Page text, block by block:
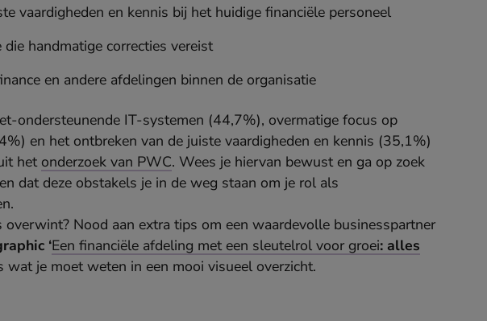
vaardigheden en kennis bij het huidige financiële personeel
handmatige correcties vereist
en andere afdelingen binnen de organisatie
ondersteunende IT-systemen (44,7%), overmatige focus op
en het ontbreken van de juiste vaardigheden en kennis (35,1%)
het onderzoek van PWC. Wees je hiervan bewust en ga op zoek
dat deze obstakels je in de weg staan om je rol als
Nood aan extra tips om een waardevolle businesspartner
‘Een financiële afdeling met een sleutelrol voor groei: alles
wat je moet weten in een mooi visueel overzicht.